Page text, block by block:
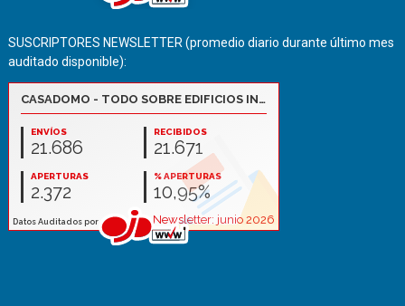
SUSCRIPTORES NEWSLETTER (promedio diario durante último mes
auditado disponible):